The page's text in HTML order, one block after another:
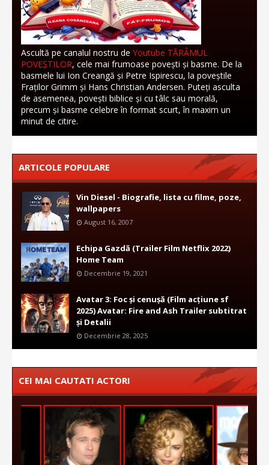
Ascultă pe canalul nostru de Youtube TĂRÂMUL
POVEȘTILOR, cele mai frumoase povești și basme. De la
basmele lui Ion Creangă și Petre Ispirescu, la poveștile
Fraților Grimm și Hans Christian Andersen. Puteți asculta
de asemenea, povești biblice și cu tâlc sau morală,
precum și basme celebre în format scurt, în maxim un
minut de citire.
ARTICOLE POPULARE
Vin Diesel - Biografie, lista cu filme, poze,
wallpapers
August 16, 2007
Echipa Gazdă (Trailer Film Netflix 2022)
Home Team
Decembrie 19, 2021
Avatar 3: Foc și cenușă (Film acțiune sf
2025) Avatar: Fire and Ash Trailer subtitrat
și Detalii
Decembrie 28, 2025
CEI MAI CAUTATI ACTORI